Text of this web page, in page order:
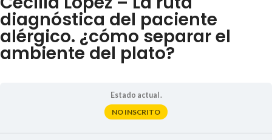
diagnóstica del paciente
alérgico. ¿cómo separar el
ambiente del plato?
Estado actual .
NO INSCRITO